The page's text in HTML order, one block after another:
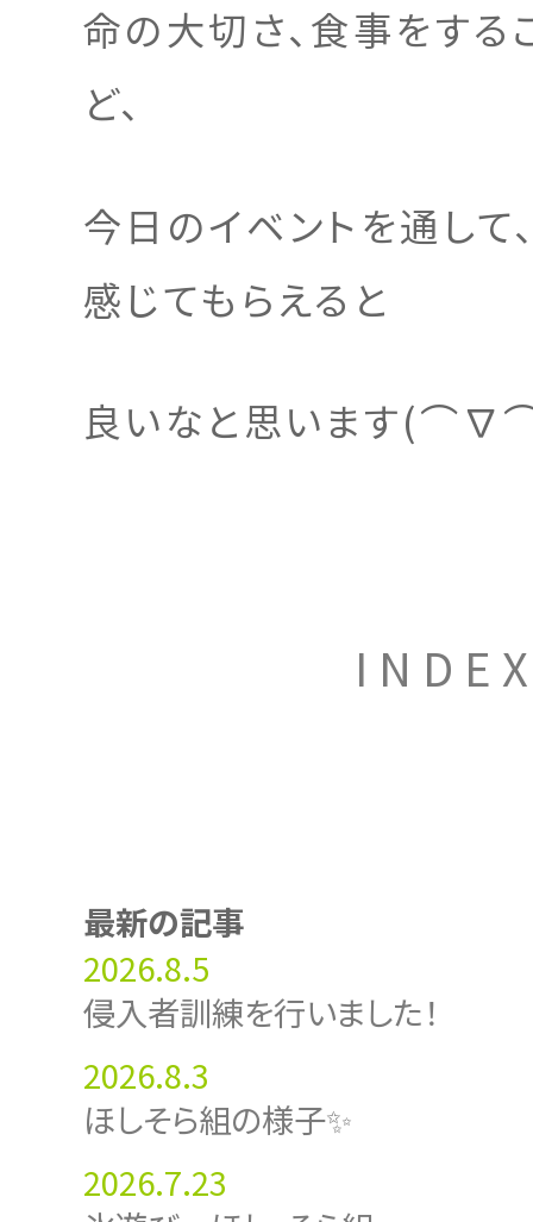
命の大切さ、食事をする
ど、
今日のイベントを通して
感じてもらえると
良いなと思います
最新の記事
2026.8.5
侵入者訓練を行いました！
2026.8.3
ほしそら組の様子✨
2026.7.23